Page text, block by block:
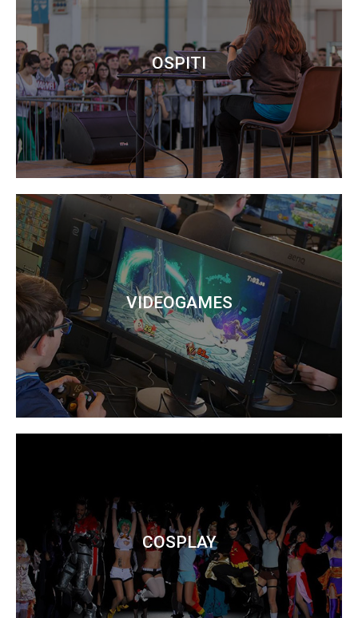
OSPITI
VIDEOGAMES
COSPLAY